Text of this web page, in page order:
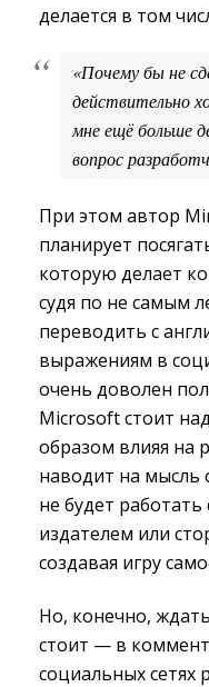
делается в том
«Почему бы не
действительно
мне ещё больше
вопрос
При этом автор
планирует
которую делает
судя по не самым
переводить с
выражениям в
очень доволен
Microsoft стоит
образом влияя на
наводит на мысль
не будет
издателем или
создавая игру
Но, конечно,
стоит — в
социальных сетях